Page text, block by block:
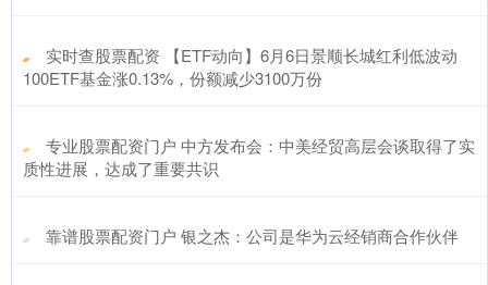
​实时查股票配资 【ETF动向】6月6日景顺长城红利低波动
100ETF基金涨0.13%，份额减少3100万份
​专业股票配资门户 中方发布会：中美经贸高层会谈取得了实
质性进展，达成了重要共识
​靠谱股票配资门户 银之杰：公司是华为云经销商合作伙伴